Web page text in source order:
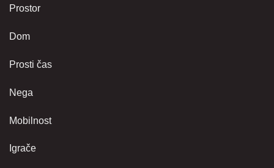
Prostor
Dom
Prosti čas
Nega
Mobilnost
Igrače